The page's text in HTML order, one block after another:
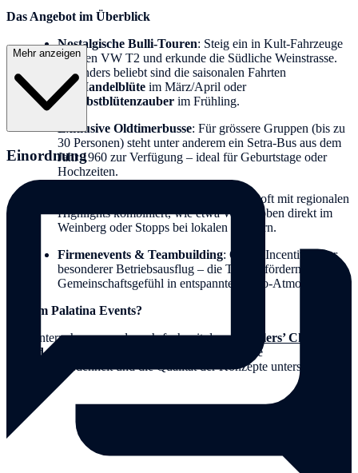
Das Angebot im Überblick
Nostalgische Bulli-Touren: Steig ein in Kult-Fahrzeuge
wie den VW T2 und erkunde die Südliche Weinstrasse.
Besonders beliebt sind die saisonalen Fahrten
zur Mandelblüte im März/April oder
der
Obstblütenzauber im Frühling.
Exklusive Oldtimerbusse: Für grössere Gruppen (bis zu
30 Personen) steht unter anderem ein Setra-Bus aus dem
Jahr 1960 zur Verfügung – ideal für Geburtstage oder
Hochzeiten.
: Die Fahrten werden oft mit regionalen
Highlights kombiniert, wie etwa Weinproben direkt im
Weinberg oder Stopps bei lokalen Winzern.
Firmenevents & Teambuilding: Ob als Incentive oder
besonderer Betriebsausflug – die Touren fördern das
Gemeinschaftsgefühl in entspannter Retro-Atmosphäre.
Warum Palatina Events?
Das Unternehmen wurde mehrfach mit dem Travelers’ Choice
Award(zuletzt 2025) ausgezeichnet, was die hohe
Kundenzufriedenheit und die Qualität der Konzepte unterstreicht.
Mehr anzeigen
Einordnung